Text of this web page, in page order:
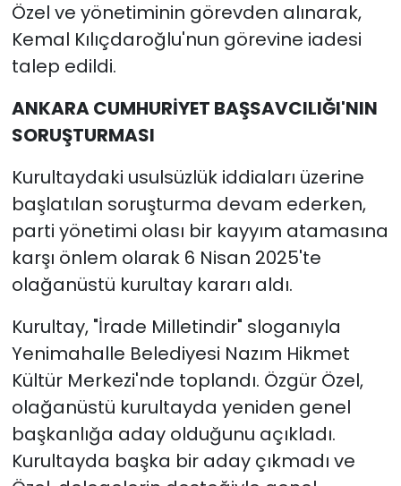
Özel ve yönetiminin görevden alınarak,
Kemal Kılıçdaroğlu'nun görevine iadesi
talep edildi.
ANKARA CUMHURİYET BAŞSAVCILIĞI'NIN
SORUŞTURMASI
Kurultaydaki usulsüzlük iddiaları üzerine
başlatılan soruşturma devam ederken,
parti yönetimi olası bir kayyım atamasına
karşı önlem olarak 6 Nisan 2025'te
olağanüstü kurultay kararı aldı.
Kurultay, "İrade Milletindir" sloganıyla
Yenimahalle Belediyesi Nazım Hikmet
Kültür Merkezi'nde toplandı. Özgür Özel,
olağanüstü kurultayda yeniden genel
başkanlığa aday olduğunu açıkladı.
Kurultayda başka bir aday çıkmadı ve